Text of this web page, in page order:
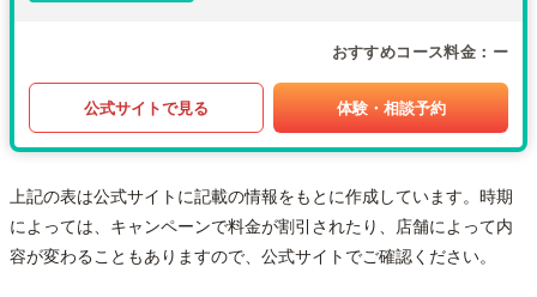
おすすめコース料金 ー
公式サイトで見る 体験・相談予約
上記の表は公式サイトに記載の情報をもとに作成しています。時期
によっては、キャンペーンで料金が割引されたり、店舗によって内
容が変わることもありますので、公式サイトでご確認ください。